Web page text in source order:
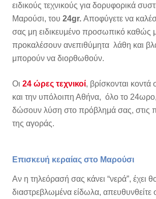
ειδικούς τεχνικούς για δορυφορικά
Μαρούσι, του 24gr. Αποφύγετε να
σας μη ειδικευμένο προσωπικό καθώς
προκαλέσουν ανεπιθύμητα λάθη και
μπορούν να διορθωθούν.
Οι 24 ώρες τεχνικοί, βρίσκονται
και την υπόλοιπη Αθήνα, όλο το
δώσουν λύση στο πρόβλημά σας, στις
της αγοράς.
Επισκευή κεραίας στο Μαρούσι
Αν η τηλεόρασή σας κάνει “νερά”, έχει
διαστρεβλωμένα είδωλα, απευθυνθείτε